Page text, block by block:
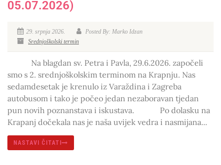
05.07.2026)
29. srpnja 2026.
Posted By: Marko Idzan
Srednjoškolski termin
Na blagdan sv. Petra i Pavla, 29.6.2026. započeli
smo s 2. srednjoškolskim terminom na Krapnju. Nas
sedamdesetak je krenulo iz Varaždina i Zagreba
autobusom i tako je počeo jedan nezaboravan tjedan
pun novih poznanstava i iskustava. Po dolasku na
Krapanj dočekala nas je naša uvijek vedra i nasmijana...
NASTAVI ČITATI